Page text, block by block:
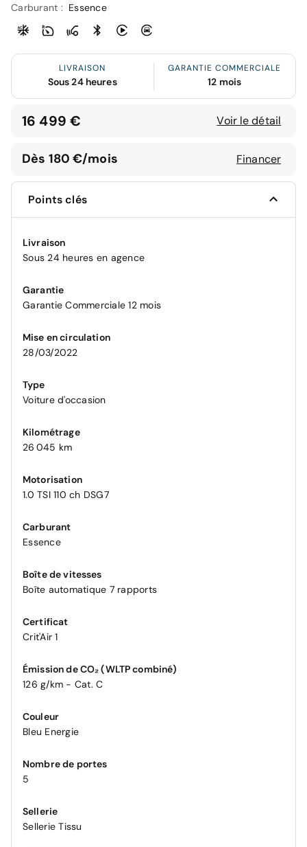
Carburant : Essence
LIVRAISON
Sous 24 heures
GARANTIE COMMERCIALE
12 mois
16 499 € Voir le détail
Dès 180 €/mois Financer
Points clés
Livraison
Sous 24 heures en agence
Garantie
Garantie Commerciale 12 mois
Mise en circulation
28/03/2022
Type
Voiture d'occasion
Kilométrage
26 045 km
Motorisation
1.0 TSI 110 ch DSG7
Carburant
Essence
Boîte de vitesses
Boîte automatique 7 rapports
Certificat
Crit'Air 1
Émission de CO₂ (WLTP combiné)
126 g/km - Cat. C
Couleur
Bleu Energie
Nombre de portes
5
Sellerie
Sellerie Tissu